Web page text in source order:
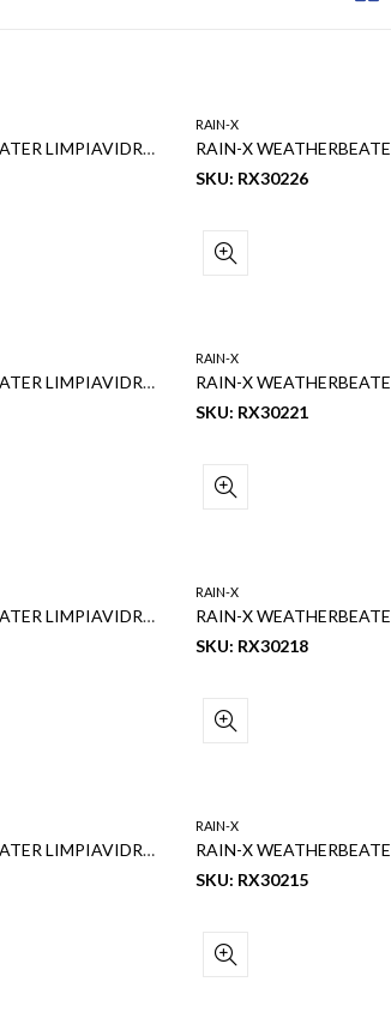
RAIN-X WEATHERBEATER LIMPIAVIDRIOS 28″
RAIN-X
SKU: RX30226
RAIN-X WEATHERBEATER LIMPIAVIDRIOS 22″
RAIN-X
SKU: RX30221
RAIN-X WEATHERBEATER LIMPIAVIDRIOS 19″
RAIN-X
SKU: RX30218
RAIN-X WEATHERBEATER LIMPIAVIDRIOS 16″
RAIN-X
SKU: RX30215